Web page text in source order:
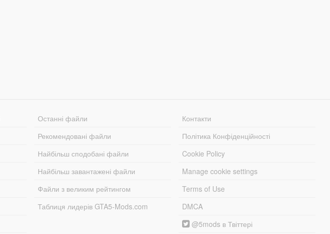
Останні файли
Рекомендовані файли
Найбільш сподобані файли
Найбільш завантажені файли
Файли з великим рейтингом
Таблиця лидерів GTA5-Mods.com
Контакти
Політика Конфіденційності
Cookie Policy
Manage cookie settings
Terms of Use
DMCA
@5mods в Твіттері